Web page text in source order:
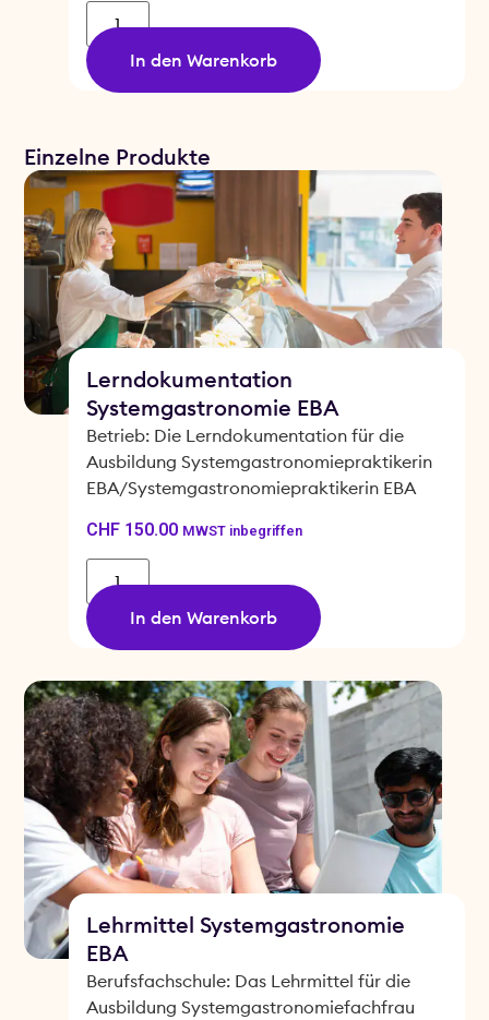
In den Warenkorb
Einzelne Produkte
Lerndokumentation
Systemgastronomie EBA
Betrieb: Die Lerndokumentation für die
Ausbildung Systemgastronomiepraktikerin
EBA/Systemgastronomiepraktikerin EBA
CHF150.00 MWST inbegriffen
In den Warenkorb
Lehrmittel Systemgastronomie
EBA
Berufsfachschule: Das Lehrmittel für die
Ausbildung Systemgastronomiefachfrau